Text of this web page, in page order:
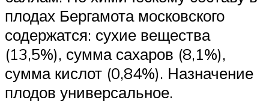
плодах Бергамота московского
содержатся: сухие вещества
(13,5%), сумма сахаров (8,1%),
сумма кислот (0,84%). Назначение
плодов универсальное.